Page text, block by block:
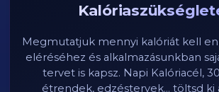
Megmutatjuk mennyi kalóriát kell
eléréséhez és alkalmazásunkban
tervet is kapsz. Napi Kalóriacél,
étrendek, edzéstervek... töltsd ki